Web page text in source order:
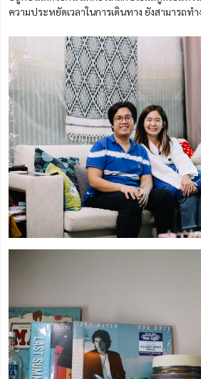
ความประหยัดเวลาในการเดินทาง ยังสามารถท